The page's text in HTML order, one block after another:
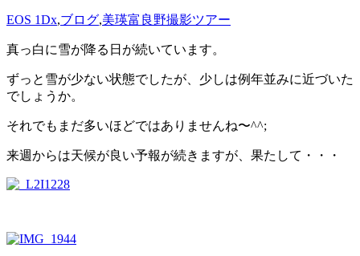
EOS 1Dx,ブログ,美瑛富良野撮影ツアー
真っ白に雪が降る日が続いています。
ずっと雪が少ない状態でしたが、少しは例年並みに近づいた
でしょうか。
それでもまだ多いほどではありませんね〜^^;
来週からは天候が良い予報が続きますが、果たして・・・